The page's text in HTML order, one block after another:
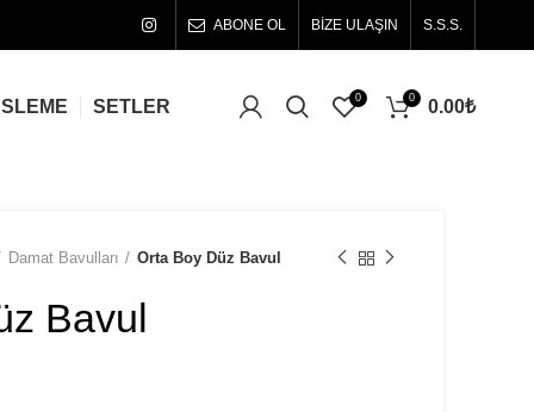
ABONE OL BİZE ULAŞIN S.S.S.
SETLER 0 0 0.00₺
Damat Bavulları Orta Boy Düz Bavul
Bavul